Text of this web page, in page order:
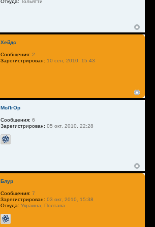
Откуда: Тольятти
Хейдс
Сообщения: 2
Зарегистрирован: 10 сен, 2010, 15:43
МоЛгОp
Сообщения: 6
Зарегистрирован: 05 окт, 2010, 22:28
Блур
Сообщения: 7
Зарегистрирован: 03 окт, 2010, 15:38
Откуда: Украина, Полтава